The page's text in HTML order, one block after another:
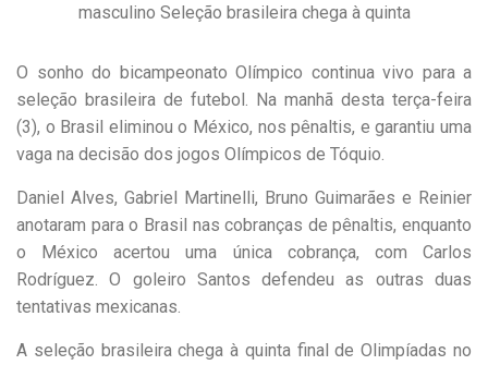
masculino Seleção brasileira chega à quinta
O sonho do bicampeonato Olímpico continua vivo para a
seleção brasileira de futebol. Na manhã desta terça-feira
(3), o Brasil eliminou o México, nos pênaltis, e garantiu uma
vaga na decisão dos jogos Olímpicos de Tóquio.
Daniel Alves, Gabriel Martinelli, Bruno Guimarães e Reinier
anotaram para o Brasil nas cobranças de pênaltis, enquanto
o México acertou uma única cobrança, com Carlos
Rodríguez. O goleiro Santos defendeu as outras duas
tentativas mexicanas.
A seleção brasileira chega à quinta final de Olimpíadas no